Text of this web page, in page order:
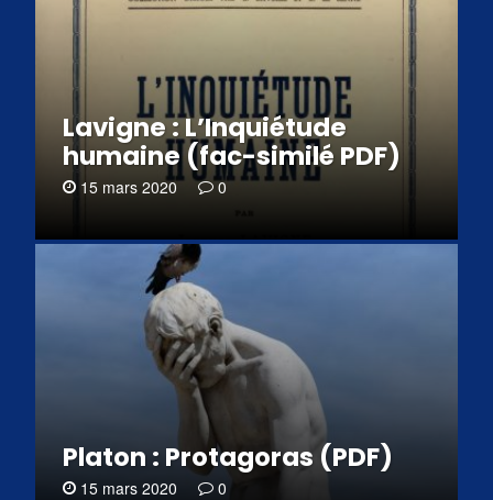
Lavigne : L’Inquiétude
humaine (fac-similé PDF)
15 mars 2020 0
Platon : Protagoras (PDF)
15 mars 2020 0